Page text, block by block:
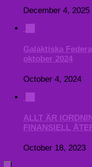
December 4, 2025
Galaktiska
oktober 2024
October 4, 2024
ALLT ÄR
FINANSIELL
October 18, 2023